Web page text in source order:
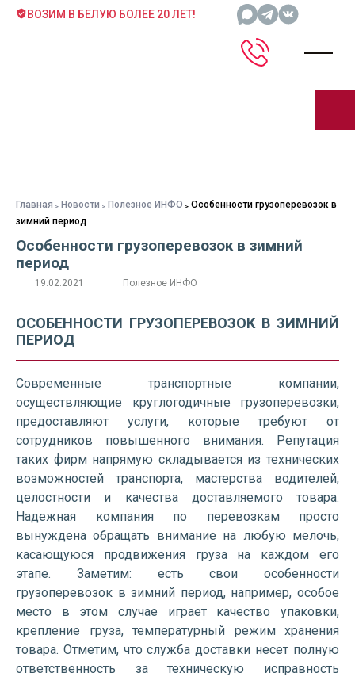
ВОЗИМ В БЕЛУЮ БОЛЕЕ 20 ЛЕТ!
Главная Новости Полезное ИНФО
Особенности грузоперевозок в
зимний период
Особенности грузоперевозок в зимний
период
19.02.2021 Полезное ИНФО
ОСОБЕННОСТИ ГРУЗОПЕРЕВОЗОК В ЗИМНИЙ
ПЕРИОД
Современные транспортные компании,
осуществляющие круглогодичные грузоперевозки,
предоставляют услуги, которые требуют от
сотрудников повышенного внимания. Репутация
таких фирм напрямую складывается из технических
возможностей транспорта, мастерства водителей,
целостности и качества доставляемого товара.
Надежная компания по перевозкам просто
вынуждена обращать внимание на любую мелочь,
касающуюся продвижения груза на каждом его
этапе. Заметим: есть свои особенности
грузоперевозок в зимний период, например, особое
место в этом случае играет качество упаковки,
крепление груза, температурный режим хранения
товара. Отметим, что служба доставки несет полную
ответственность за техническую исправность